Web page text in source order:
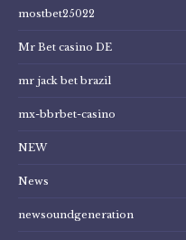
mostbet25022
Mr Bet casino DE
mr jack bet brazil
mx-bbrbet-casino
NEW
News
newsoundgeneration